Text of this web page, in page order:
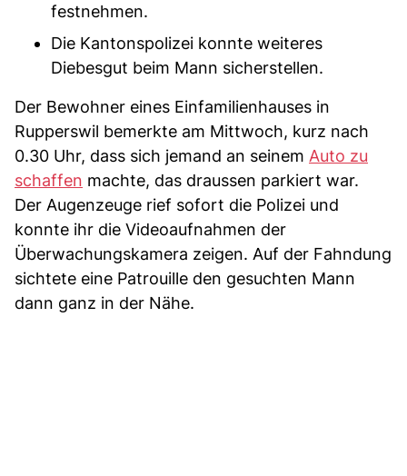
festnehmen.
Die Kantonspolizei konnte weiteres
Diebesgut beim Mann sicherstellen.
Der Bewohner eines Einfamilienhauses in
Rupperswil bemerkte am Mittwoch, kurz nach
0.30 Uhr, dass sich jemand an seinem Auto zu
schaffen machte, das draussen parkiert war.
Der Augenzeuge rief sofort die Polizei und
konnte ihr die Videoaufnahmen der
Überwachungskamera zeigen. Auf der Fahndung
sichtete eine Patrouille den gesuchten Mann
dann ganz in der Nähe.